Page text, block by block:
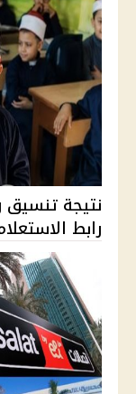
نتيجة تنسيق
رابط